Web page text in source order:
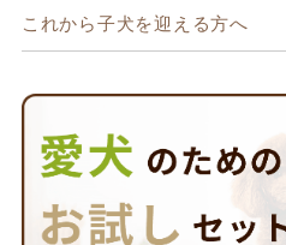
これから子犬を迎える方へ